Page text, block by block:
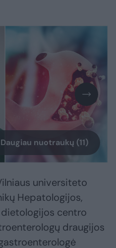
Daugiau nuotraukų (11)
universiteto
Hepatologijos,
centro
draugijos